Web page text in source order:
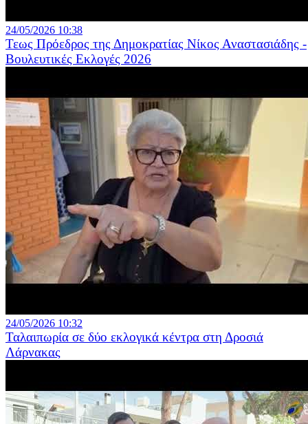
24/05/2026 10:38
Τεως Πρόεδρος της Δημοκρατίας Νίκος Αναστασιάδης -
Βουλευτικές Εκλογές 2026
24/05/2026 10:32
Ταλαιπωρία σε δύο εκλογικά κέντρα στη Δροσιά
Λάρνακας